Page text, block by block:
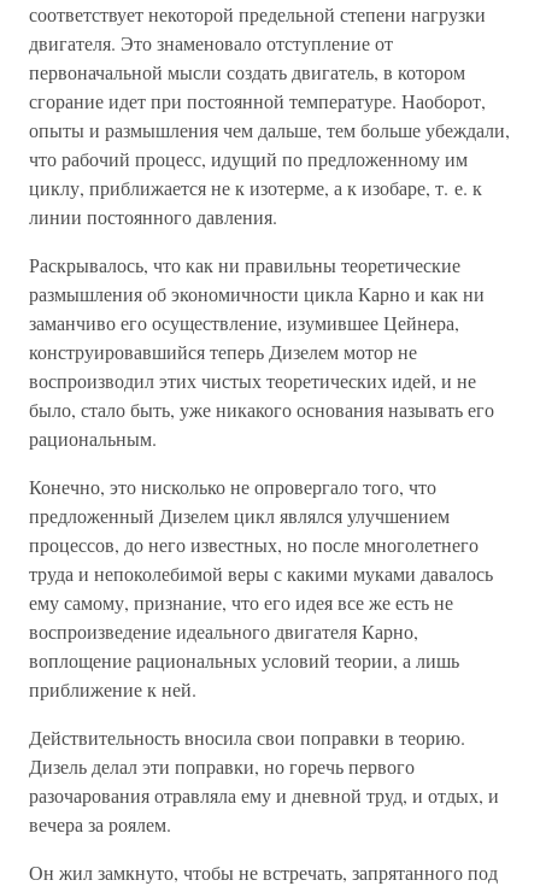
соответствует некоторой предельной степени нагрузки
двигателя. Это знаменовало отступление от
первоначальной мысли создать двигатель, в котором
сгорание идет при постоянной температуре. Наоборот,
опыты и размышления чем дальше, тем больше убеждали,
что рабочий процесс, идущий по предложенному им
циклу, приближается не к изотерме, а к изобаре, т. е. к
линии постоянного давления.
Раскрывалось, что как ни правильны теоретические
размышления об экономичности цикла Карно и как ни
заманчиво его осуществление, изумившее Цейнера,
конструировавшийся теперь Дизелем мотор не
воспроизводил этих чистых теоретических идей, и не
было, стало быть, уже никакого основания называть его
рациональным.
Конечно, это нисколько не опровергало того, что
предложенный Дизелем цикл являлся улучшением
процессов, до него известных, но после многолетнего
труда и непоколебимой веры с какими муками давалось
ему самому, признание, что его идея все же есть не
воспроизведение идеального двигателя Карно,
воплощение рациональных условий теории, а лишь
приближение к ней.
Действительность вносила свои поправки в теорию.
Дизель делал эти поправки, но горечь первого
разочарования отравляла ему и дневной труд, и отдых, и
вечера за роялем.
Он жил замкнуто, чтобы не встречать, запрятанного под